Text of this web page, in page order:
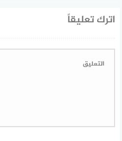
اترك تعليقاً